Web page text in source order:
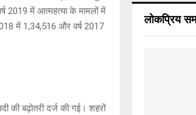
2019 में आत्महत्या के मामलों में
में 1,34,516 और वर्ष 2017
की बढ़ोतरी दर्ज की गई। शहरों
लोकप्रिय